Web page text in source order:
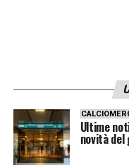
Ultime
novità del